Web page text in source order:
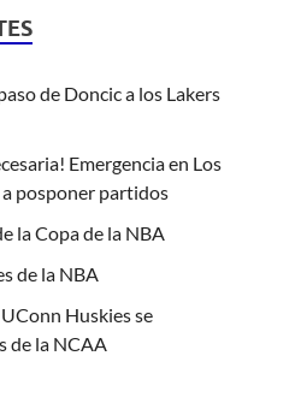
de Doncic a los Lakers
Emergencia en Los
posponer partidos
la Copa de la NBA
de la NBA
Huskies se
de la NCAA